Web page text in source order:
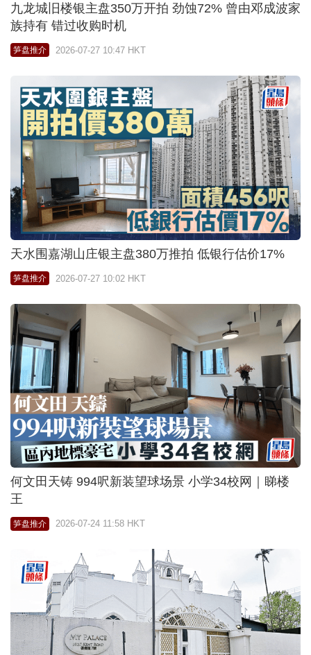
九龙城旧楼银主盘350万开拍 劲蚀72% 曾由邓成波家
族持有 错过收购时机
笋盘推介 2026-07-27 10:47 HKT
天水围嘉湖山庄银主盘380万推拍 低银行估价17%
笋盘推介 2026-07-27 10:02 HKT
何文田天铸 994呎新装望球场景 小学34校网｜睇楼
王
笋盘推介 2026-07-24 11:58 HKT